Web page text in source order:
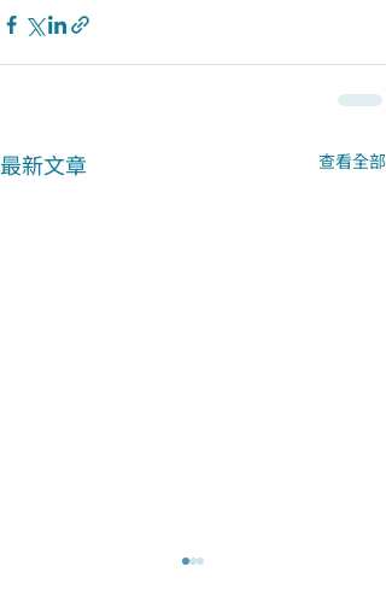
最新文章 查看全部